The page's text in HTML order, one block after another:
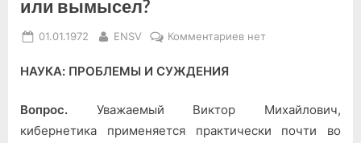
или вымысел?
Posted
01.01.1972 By
ENSV Комментариевкнет
НАУКА: ПРОБЛЕМЫ И СУЖДЕНИЯ
Вопрос. Уважаемый Вик­тор Михайлович,
кибернетика применяется практически поч­ти во